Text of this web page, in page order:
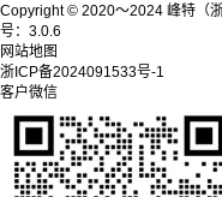
Copyright © 2020～2024 峰特（
号：3.0.6
网站地图
浙ICP备2024091533号-1
客户微信